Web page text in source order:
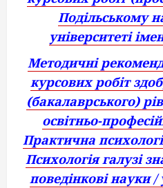
Подільському
університеті
Методичні
курсових робіт
(бакалаврського)
освітньо-
Практична
Психологія галузі
поведінкові науки